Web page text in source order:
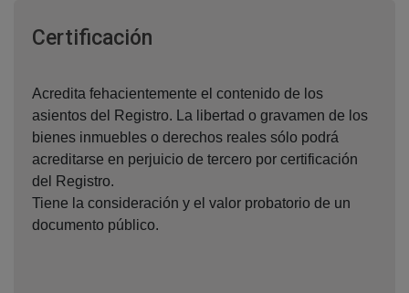
Certificación
Acredita fehacientemente el contenido de los
asientos del Registro. La libertad o gravamen de los
bienes inmuebles o derechos reales sólo podrá
acreditarse en perjuicio de tercero por certificación
del Registro.
Tiene la consideración y el valor probatorio de un
documento público.